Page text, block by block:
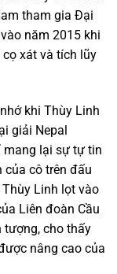
tham gia Đại
năm 2015 khi
xát và tích lũy
khi Thùy Linh
giải Nepal
mang lại sự tự tin
của cô trên đấu
Linh lọt vào
Liên đoàn Cầu
tượng, cho thấy
nâng cao của